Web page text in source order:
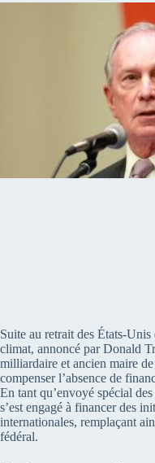
Suite au retrait des États-
climat, annoncé par Donald
milliardaire et ancien maire
compenser l’absence de
En tant qu’envoyé spécial
s’est engagé à financer des
internationales, remplaçant
fédéral.